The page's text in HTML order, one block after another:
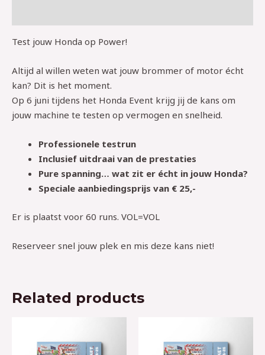
Test jouw Honda op Power!
Altijd al willen weten wat jouw brommer of motor écht
kan? Dit is het moment.
Op 6 juni tijdens het Honda Event krijg jij de kans om
jouw machine te testen op vermogen en snelheid.
Professionele testrun
Inclusief uitdraai van de prestaties
Pure spanning… wat zit er écht in jouw Honda?
Speciale aanbiedingsprijs van € 25,-
Er is plaatst voor 60 runs. VOL=VOL
Reserveer snel jouw plek en mis deze kans niet!
Related products